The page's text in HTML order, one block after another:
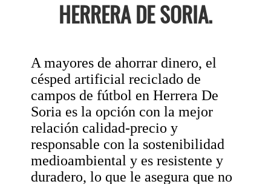
HERRERA DE SORIA.
A mayores de ahorrar dinero, el
césped artificial reciclado de
campos de fútbol en Herrera De
Soria es la opción con la mejor
relación calidad-precio y
responsable con la sostenibilidad
medioambiental y es resistente y
duradero, lo que le asegura que no